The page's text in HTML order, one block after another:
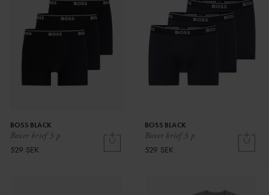
Boxer brief 3 p
BOSS BLACK
529 SEK
Boxer brief 3 p
BOSS BLACK
529 SEK